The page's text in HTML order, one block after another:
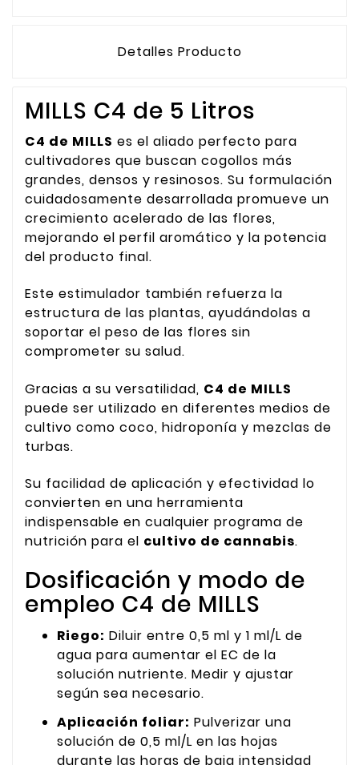
Detalles Producto
MILLS C4 de 5 Litros
C4 de MILLS es el aliado perfecto para
cultivadores que buscan cogollos más
grandes, densos y resinosos. Su formulación
cuidadosamente desarrollada promueve un
crecimiento acelerado de las flores,
mejorando el perfil aromático y la potencia
del producto final.
Este estimulador también refuerza la
estructura de las plantas, ayudándolas a
soportar el peso de las flores sin
comprometer su salud.
Gracias a su versatilidad, C4 de MILLS
puede ser utilizado en diferentes medios de
cultivo como coco, hidroponía y mezclas de
turbas.
Su facilidad de aplicación y efectividad lo
convierten en una herramienta
indispensable en cualquier programa de
nutrición para el cultivo de cannabis.
Dosificación y modo de
empleo C4 de MILLS
Riego: Diluir entre 0,5 ml y 1 ml/L de
agua para aumentar el EC de la
solución nutriente. Medir y ajustar
según sea necesario.
Aplicación foliar: Pulverizar una
solución de 0,5 ml/L en las hojas
durante las horas de baja intensidad